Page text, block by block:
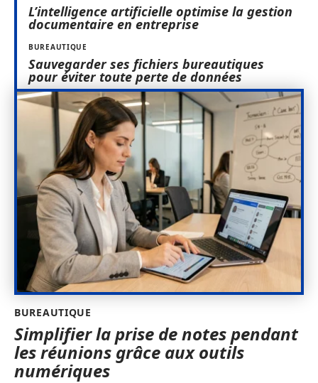
L’intelligence artificielle optimise la gestion
documentaire en entreprise
BUREAUTIQUE
Sauvegarder ses fichiers bureautiques
pour éviter toute perte de données
BUREAUTIQUE
Simplifier la prise de notes pendant
les réunions grâce aux outils
numériques